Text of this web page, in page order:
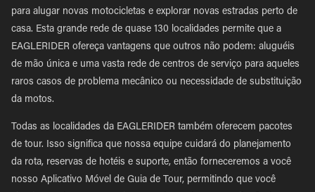
para alugar novas motocicletas e explorar novas estradas perto de
casa. Esta grande rede de quase 130 localidades permite que a
EAGLERIDER ofereça vantagens que outros não podem: aluguéis
de mão única e uma vasta rede de centros de serviço para aqueles
raros casos de problema mecânico ou necessidade de substituição
da motos.
Todas as localidades da EAGLERIDER também oferecem pacotes
de tour. Isso significa que nossa equipe cuidará do planejamento
da rota, reservas de hotéis e suporte, então forneceremos a você
nosso Aplicativo Móvel de Guia de Tour, permitindo que você